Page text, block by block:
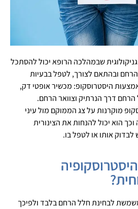
שבמהלכה הרופא יכול להסתכל
ובהתאם לצורך, לטפל בבעיות
היסטרוסקופ: מכשיר אופטי דק,
דרך הנרתיק וצוואר הרחם.
מוקרנות על צג הממוקם מול עיני
הוא יכול להנחות את הצינורית
אותו או לטפל בו.
לבחינת חלל הרחם בלבד ולפיכך